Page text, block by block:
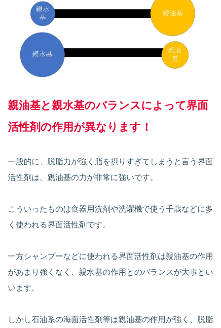
親油基と親水基のバランスによって界面
活性剤の作用が異なります！
一般的に、脱脂力が強く脂を摂りすぎてしまうと言う界面
活性剤は、親油基の力が非常に強いです。
こういったものは食器用洗剤や洗濯機で使う千歳などに多
く使われる界面活性剤です。
一方シャンプーなどに使われる界面活性剤は親油基の作用
があまり強くなく、親水基の作用とのバランスが大事とい
います。
しかし石油系の海面活性剤等は親油基の作用が強く、脱脂